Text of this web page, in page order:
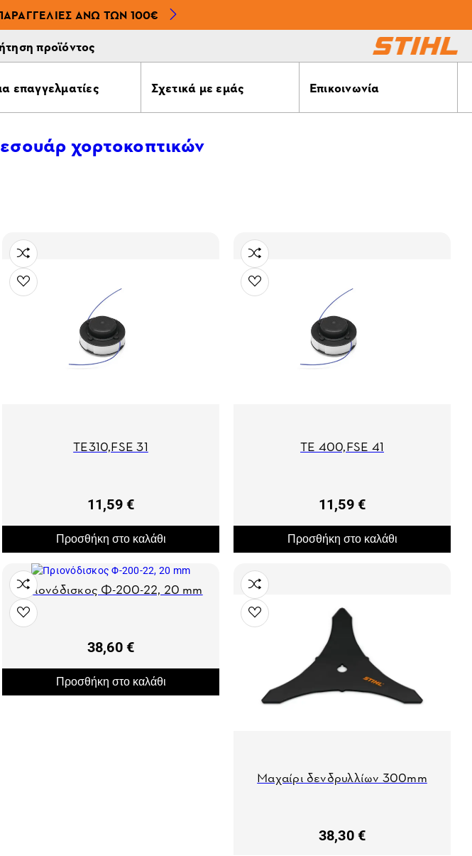
ΆΝΩ ΤΩΝ 100€
προϊόντος
επαγγελματίες Σχετικά με εμάς Επικοινωνία
χορτοκοπτικών
ΤΕ310,FSE 31
11,59 €
Προσθήκη στο καλάθι
ΤΕ 400,FSE 41
11,59 €
Προσθήκη στο καλάθι
Πριονόδισκος Φ-200-22, 20 mm
38,60 €
Προσθήκη στο καλάθι
Μαχαίρι δενδρυλλίων 300mm
38,30 €